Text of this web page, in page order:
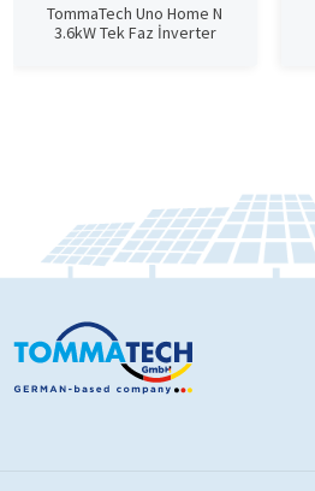
TommaTech Uno Home N
3.6kW Tek Faz İnverter